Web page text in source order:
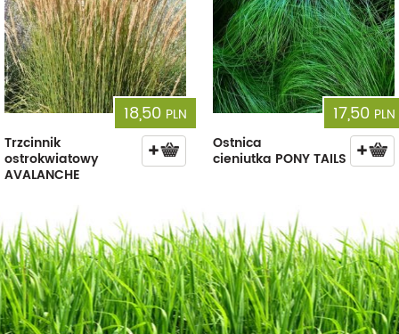
18,50 PLN
Trzcinnik
ostrokwiatowy
AVALANCHE
17,50 PLN
Ostnica
cieniutka PONY TAILS